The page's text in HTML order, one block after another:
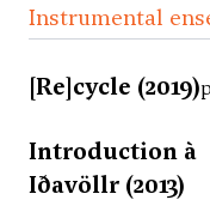
Instrumental
[Re]cycle (2019)
Introduction à
Iðavöllr (2013)